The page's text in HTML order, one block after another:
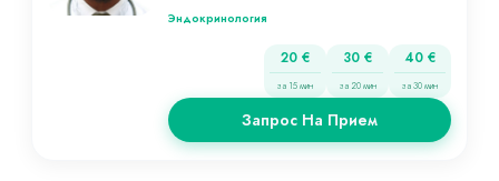
Эндокринология
20 €
за 15 мин
30 €
за 20 мин
40 €
за 30 мин
Запрос На Прием